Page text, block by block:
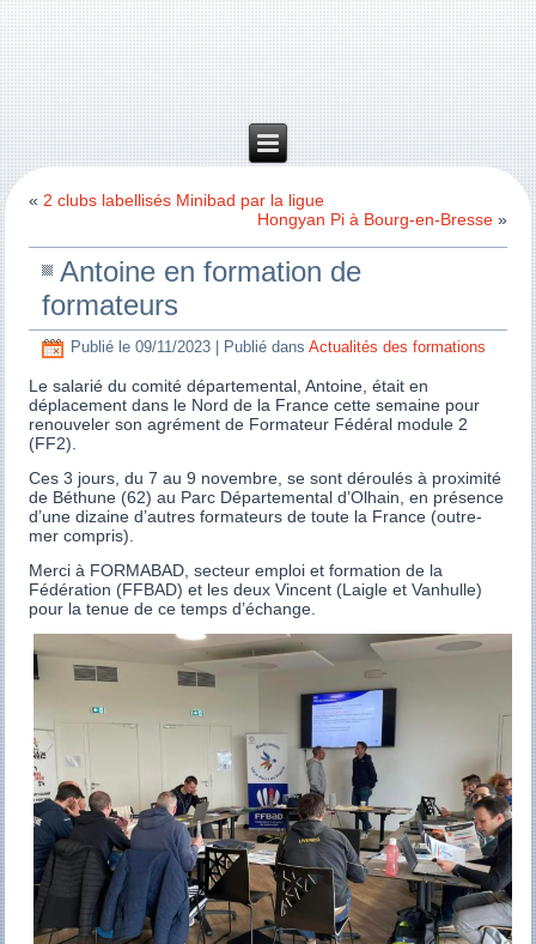
« 2 clubs labellisés Minibad par la ligue
Hongyan Pi à Bourg-en-Bresse»
Antoine en formation de
formateurs
Publié le 09/11/2023 Publié dans Actualités des formations
Le salarié du comité départemental, Antoine, était en
déplacement dans le Nord de la France cette semaine pour
renouveler son agrément de Formateur Fédéral module 2
(FF2).
Ces 3 jours, du 7 au 9 novembre, se sont déroulés à proximité
de Béthune (62) au Parc Départemental d’Olhain, en présence
d’une dizaine d’autres formateurs de toute la France (outre-
mer compris).
Merci à FORMABAD, secteur emploi et formation de la
Fédération (FFBAD) et les deux Vincent (Laigle et Vanhulle)
pour la tenue de ce temps d’échange.